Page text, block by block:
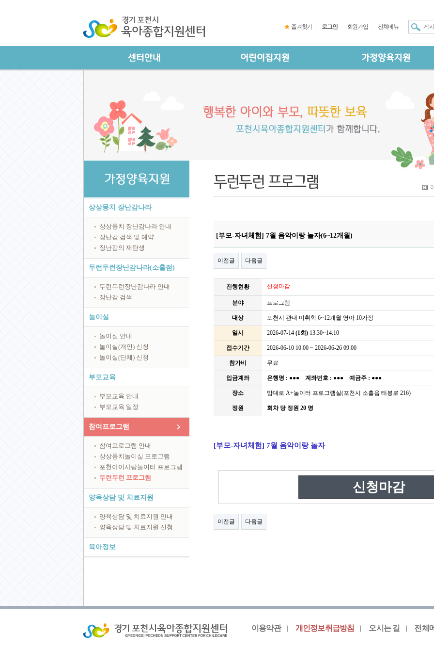
즐겨찾기 로그인 회원가입 전체메뉴
상상뭉치 장난감나라
상상뭉치 장난감나라 안내
장난감 검색 및 예약
장난감의 재탄생
두런두런장난감나라(소흘점)
두런두런장난감나라 안내
장난감 검색
놀이실
놀이실 안내
놀이실(개인) 신청
놀이실(단체) 신청
부모교육
부모교육 안내
부모교육 일정
참여프로그램
참여프로그램 안내
상상뭉치놀이실 프로그램
포천아이사랑놀이터 프로그램
두런두런 프로그램
양육상담 및 치료지원
양육상담 및 치료지원 안내
양육상담 및 치료지원 신청
육아정보
[부모-자녀체험] 7월 음악이랑 놀자(6~12개월)
이전글 다음글
진행현황 신청마감
분야 프로그램
대상 포천시 관내 미취학 6~12개월 영아 10가정
일시 2026-07-14 (1회) 13:30~14:10
접수기간 2026-06-10 10:00 ~ 2026-06-26 09:00
참가비 무료
입금계좌 은행명 : ●●● 계좌번호 : ●●● 예금주 : ●●●
장소 맘대로 A+놀이터 프로그램실(포천시 소흘읍 태봉로 216)
정원 회차 당 정원 20 명
[부모-자녀체험] 7월 음악이랑 놀자
신청마감
이전글 다음글
이용약관 개인정보취급방침 오시는 길 전체